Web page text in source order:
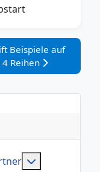
Viertelnote
Beitrag: Griffschrift
Beispiele auf
Reihen